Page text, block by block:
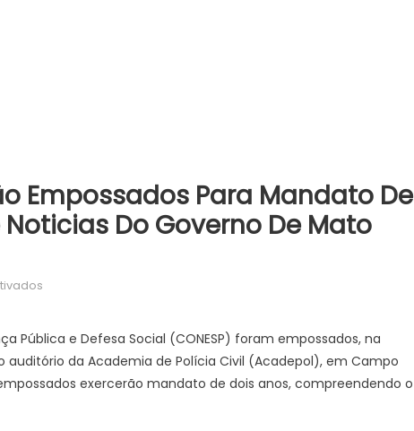
Empossados Para Mandato De
Do Governo De Mato
Conesp
são
empossados
Pública e Defesa Social (CONESP) foram empossados, na
da Academia de Polícia Civil (Acadepol), em Campo
exercerão mandato de dois anos, compreendendo o